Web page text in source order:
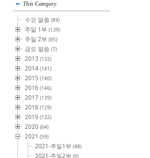
This Category
수요 말씀 (89)
주일 1부 (139)
주일 2부 (85)
금요 말씀 (7)
2013 (132)
2014 (141)
2015 (140)
2016 (146)
2017 (139)
2018 (129)
2019 (132)
2020 (64)
2021 (59)
2021-주일1부 (48)
2021-주일2부 (0)